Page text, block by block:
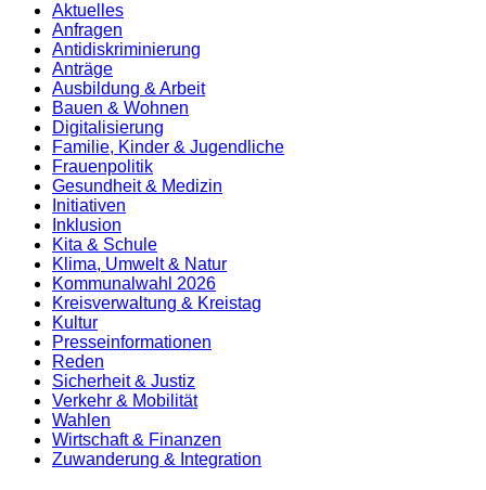
Aktuelles
Anfragen
Antidiskrimi­nierung
Anträge
Ausbildung & Arbeit
Bauen & Wohnen
Digitalisierung
Familie, Kinder & Jugendliche
Frauenpolitik
Gesundheit & Medizin
Initiativen
Inklusion
Kita & Schule
Klima, Umwelt & Natur
Kommunalwahl 2026
Kreisverwaltung & Kreistag
Kultur
Presse­informationen
Reden
Sicherheit & Justiz
Verkehr & Mobilität
Wahlen
Wirtschaft & Finanzen
Zuwanderung & Integration